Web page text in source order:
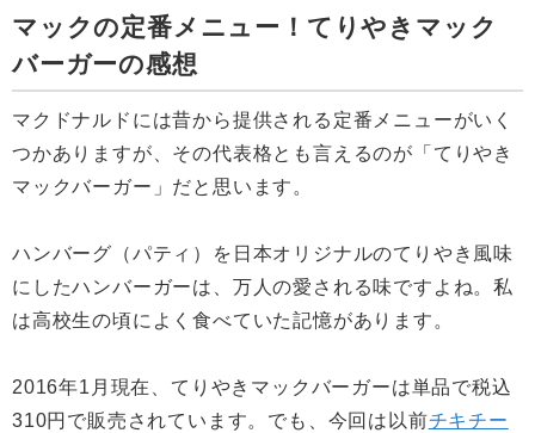
マックの定番メニュー！てりやきマック
バーガーの感想
マクドナルドには昔から提供される定番メニューがいく
つかありますが、その代表格とも言えるのが「てりやき
マックバーガー」だと思います。
ハンバーグ（パティ）を日本オリジナルのてりやき風味
にしたハンバーガーは、万人の愛される味ですよね。私
は高校生の頃によく食べていた記憶があります。
2016年1月現在、てりやきマックバーガーは単品で税込
310円で販売されています。でも、今回は以前チキチー